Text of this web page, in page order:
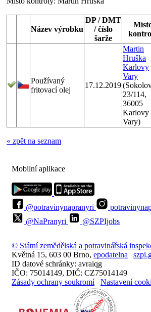
Název výrobku
DP / DMT
/ číslo
šarže
Používaný
fritovací olej
17.12.2019
Martin
Hruška
Karlovy
Vary
23/114,
36005
Karlovy
Vary)
« zpět na seznam
Mobilní aplikace
@potravinynapranyri
@NaPranyri
@SZPIjobs
© Státní zemědělská a potravinářská
Květná 15, 603 00 Brno, epodatelna
ID datové schránky: avraiqg
IČO: 75014149, DIČ: CZ75014149
Zásady ochrany soukromí
Nastavení